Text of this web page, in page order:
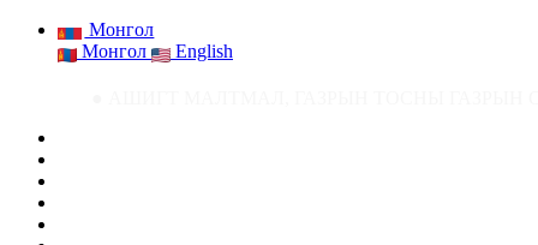
Монгол
Монгол
English